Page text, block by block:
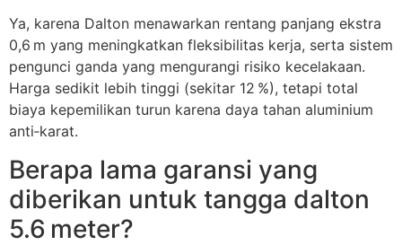
Ya, karena Dalton menawarkan rentang panjang ekstra
0,6 m yang meningkatkan fleksibilitas kerja, serta sistem
pengunci ganda yang mengurangi risiko kecelakaan.
Harga sedikit lebih tinggi (sekitar 12 %), tetapi total
biaya kepemilikan turun karena daya tahan aluminium
anti‑karat.
Berapa lama garansi yang
diberikan untuk tangga dalton
5.6 meter?